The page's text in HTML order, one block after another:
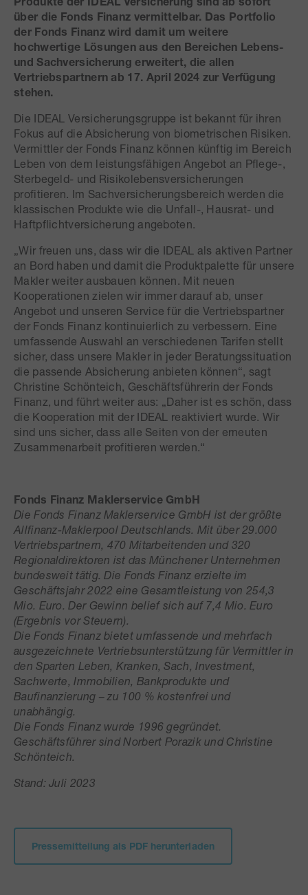
über die Fonds Finanz vermittelbar. Das Portfolio
der Fonds Finanz wird damit um weitere
hochwertige Lösungen aus den Bereichen Lebens-
und Sachversicherung erweitert, die allen
Vertriebspartnern ab 17. April 2024 zur Verfügung
stehen.
Die IDEAL Versicherungsgruppe ist bekannt für ihren
Fokus auf die Absicherung von biometrischen Risiken.
Vermittler der Fonds Finanz können künftig im Bereich
Leben von dem leistungsfähigen Angebot an Pflege-,
Sterbegeld- und Risikolebensversicherungen
profitieren. Im Sachversicherungsbereich werden die
klassischen Produkte wie die Unfall-, Hausrat- und
Haftpflichtversicherung angeboten.
„Wir freuen uns, dass wir die IDEAL als aktiven Partner
an Bord haben und damit die Produktpalette für unsere
Makler weiter ausbauen können. Mit neuen
Kooperationen zielen wir immer darauf ab, unser
Angebot und unseren Service für die Vertriebspartner
der Fonds Finanz kontinuierlich zu verbessern. Eine
umfassende Auswahl an verschiedenen Tarifen stellt
sicher, dass unsere Makler in jeder Beratungssituation
die passende Absicherung anbieten können“, sagt
Christine Schönteich, Geschäftsführerin der Fonds
Finanz, und führt weiter aus: „Daher ist es schön, dass
die Kooperation mit der IDEAL reaktiviert wurde. Wir
sind uns sicher, dass alle Seiten von der erneuten
Zusammenarbeit profitieren werden.“
Fonds Finanz Maklerservice GmbH
Die Fonds Finanz Maklerservice GmbH ist der größte
Allfinanz-Maklerpool Deutschlands. Mit über 29.000
Vertriebspartnern, 470 Mitarbeitenden und 320
Regionaldirektoren ist das Münchener Unternehmen
bundesweit tätig. Die Fonds Finanz erzielte im
Geschäftsjahr 2022 eine Gesamtleistung von 254,3
Mio. Euro. Der Gewinn belief sich auf 7,4 Mio. Euro
(Ergebnis vor Steuern).
Die Fonds Finanz bietet umfassende und mehrfach
ausgezeichnete Vertriebsunterstützung für Vermittler in
den Sparten Leben, Kranken, Sach, Investment,
Sachwerte, Immobilien, Bankprodukte und
Baufinanzierung – zu 100 % kostenfrei und
unabhängig.
Die Fonds Finanz wurde 1996 gegründet.
Geschäftsführer sind Norbert Porazik und Christine
Schönteich.
Stand: Juli 2023
Pressemitteilung als PDF herunterladen